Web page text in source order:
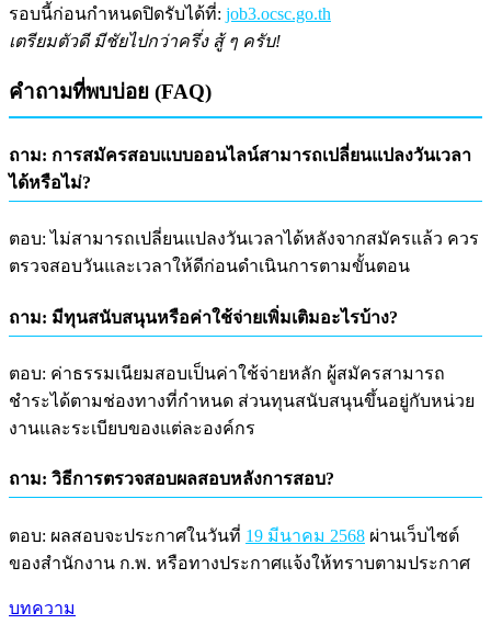
รอบนี้ก่อนกำหนดปิดรับได้ที่: job3.ocsc.go.th
เตรียมตัวดี มีชัยไปกว่าครึ่ง สู้ ๆ ครับ!
คำถามที่พบบ่อย (FAQ)
ถาม: การสมัครสอบแบบออนไลน์สามารถเปลี่ยนแปลงวันเวลา
ได้หรือไม่?
ตอบ: ไม่สามารถเปลี่ยนแปลงวันเวลาได้หลังจากสมัครแล้ว ควร
ตรวจสอบวันและเวลาให้ดีก่อนดำเนินการตามขั้นตอน
ถาม: มีทุนสนับสนุนหรือค่าใช้จ่ายเพิ่มเติมอะไรบ้าง?
ตอบ: ค่าธรรมเนียมสอบเป็นค่าใช้จ่ายหลัก ผู้สมัครสามารถ
ชำระได้ตามช่องทางที่กำหนด ส่วนทุนสนับสนุนขึ้นอยู่กับหน่วย
งานและระเบียบของแต่ละองค์กร
ถาม: วิธีการตรวจสอบผลสอบหลังการสอบ?
ตอบ: ผลสอบจะประกาศในวันที่ 19 มีนาคม 2568 ผ่านเว็บไซต์
ของสำนักงาน ก.พ. หรือทางประกาศแจ้งให้ทราบตามประกาศ
บทความ